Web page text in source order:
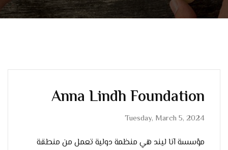
Anna Lindh Foundation
Tuesday, March 5, 2024
مؤسسة آنا ليند هي منظمة دولية تعمل من منطقة